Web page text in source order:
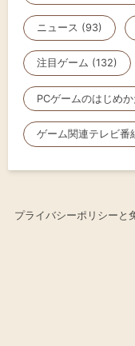
ニュース (93)
注目ゲーム (132)
PCゲームのはじめ
ゲーム関連テレビ番
プライバシーポリシーと